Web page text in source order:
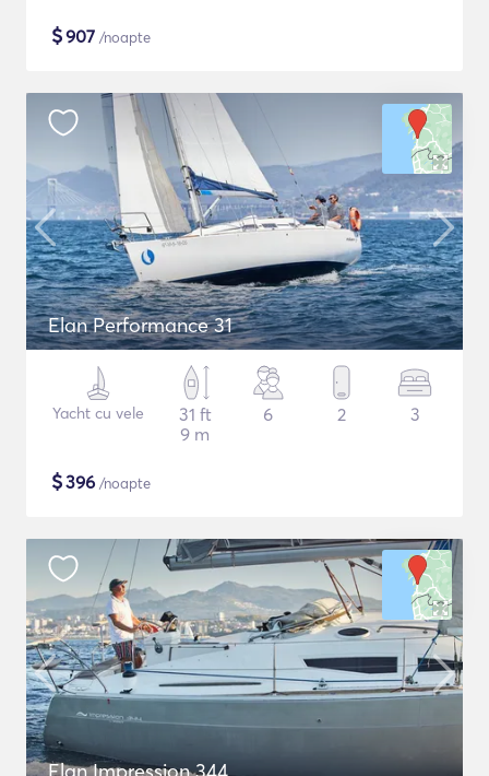
$907 /noapte
Elan Performance 31
Yacht cu vele
31 ft
9 m
6 2 3
$396 /noapte